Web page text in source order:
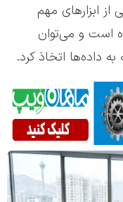
ابزارهای مهم
است و می‌توان
داده‌ها اتخاذ کرد.